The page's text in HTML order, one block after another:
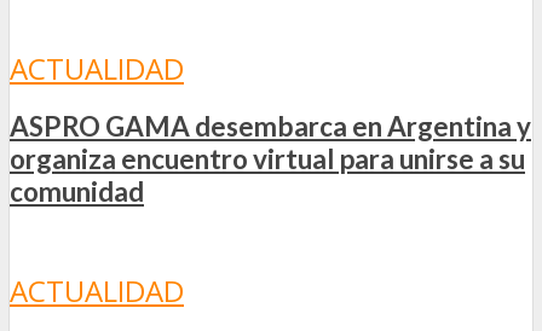
ACTUALIDAD
ASPRO GAMA desembarca en Argentina y
organiza encuentro virtual para unirse a su
comunidad
ACTUALIDAD